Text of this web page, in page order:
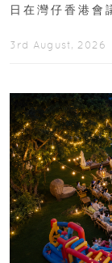
日在灣仔香港會
3rd August, 2026